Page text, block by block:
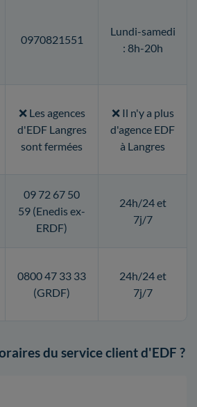
0970821551
Lundi-samedi
: 8h-20h
❌ Les agences
d'EDF Langres
sont fermées
❌ Il n'y a plus
d'agence EDF
à Langres
09 72 67 50
59 (Enedis ex-
ERDF)
24h/24 et
7j/7
0800 47 33 33
(GRDF)
24h/24 et
7j/7
du service client d'EDF ?